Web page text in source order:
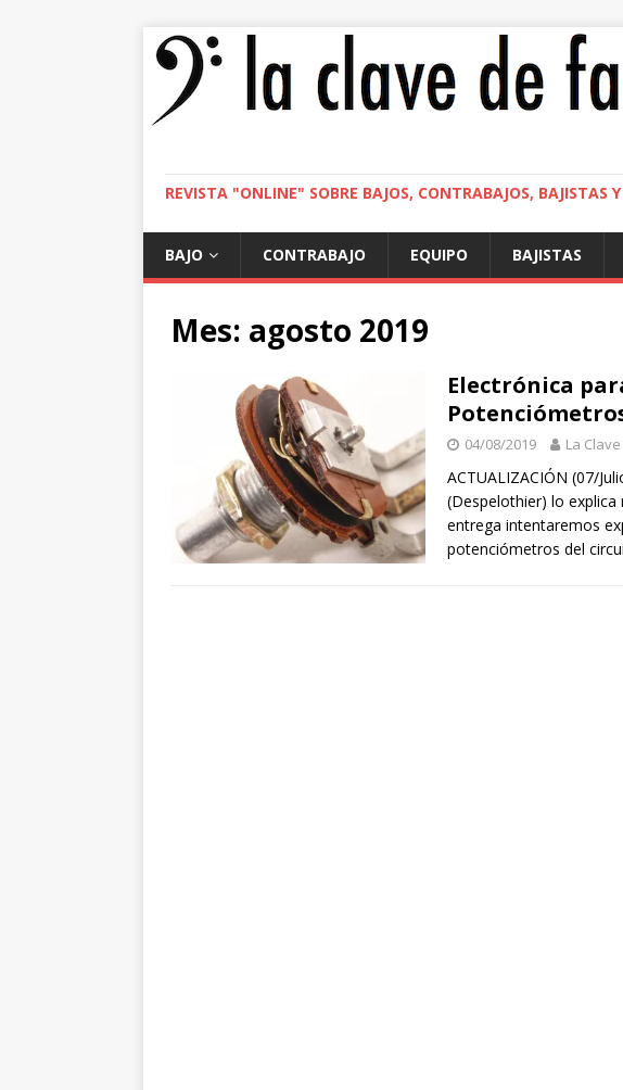
REVISTA "ONLINE" SOBRE BAJOS, CONTRABAJOS, BAJISTAS
BAJO CONTRABAJO EQUIPO BAJISTAS
Mes: agosto 2019
Electrónica
04/08/2019 La
ACTUALIZACIÓN (07/
(Despelothier) lo explica
entrega intentaremos
potenciómetros del